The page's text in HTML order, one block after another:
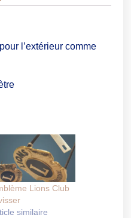
l’extérieur comme
Lions Club
similaire